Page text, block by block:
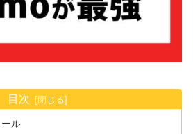
目次
ル